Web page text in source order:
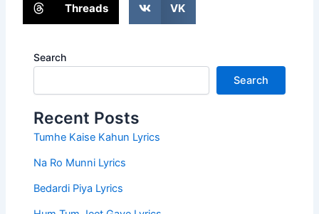
Threads VK
Search
Search
Recent Posts
Tumhe Kaise Kahun Lyrics
Na Ro Munni Lyrics
Bedardi Piya Lyrics